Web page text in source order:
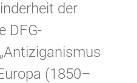
der
DFG-
(1850–